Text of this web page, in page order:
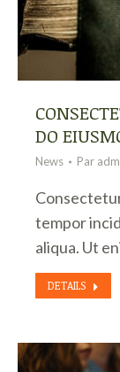
DO
News Par
tempor
aliqua. Ut
DETAILS